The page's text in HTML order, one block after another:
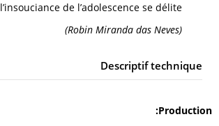
l’insouciance de l’adolescence se délite ?
(Robin Miranda das Neves)
Descriptif technique
Production